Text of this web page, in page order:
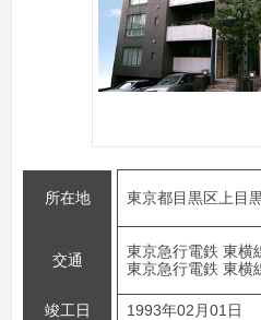
所在地 東京都目黒区上目
交通
東京急行電鉄 東横
東京急行電鉄 東横
竣工日 1993年02月01日